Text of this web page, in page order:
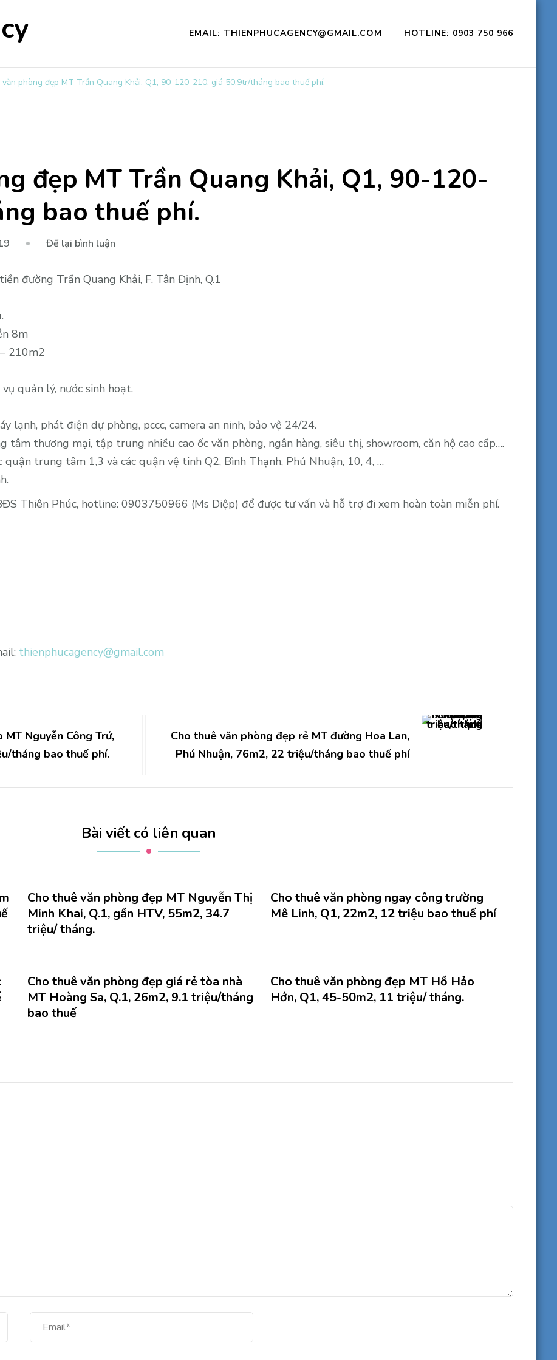
EMAIL: THIENPHUCAGENCY@GMAIL.COM HOTLINE: 0903 750 966
văn phòng đẹp MT Trần Quang Khải, Q1, 90-120-210, giá 50.9tr/tháng bao thuế phí.
đẹp MT Trần Quang Khải, Q1, 90-120-
bao thuế phí.
Để lại bình luậntại
thuê
Khải,
90-
120-
210,
bao
đường Trần Quang Khải, F. Tân Định, Q.1
8m
210m2
quản lý, nước sinh hoạt.
lạnh, phát điện dự phòng, pccc, camera an ninh, bảo vệ 24/24.
tâm thương mại, tập trung nhiều cao ốc văn phòng, ngân hàng, siêu thị, showroom, căn hộ cao cấp….
trung tâm 1,3 và các quận vệ tinh Q2, Bình Thạnh, Phú Nhuận, 10, 4, …
Thiên Phúc, hotline: 0903750966 (Ms Diệp) để được tư vấn và hỗ trợ đi xem hoàn toàn miễn phí.
thienphucagency@gmail.com
Nguyễn Công Trứ,
tháng bao thuế phí.
Cho thuê văn phòng đẹp rẻ MT đường Hoa Lan,
Phú Nhuận, 76m2, 22 triệu/tháng bao thuế phí
Bài viết có liên quan
Cho thuê văn phòng đẹp MT Nguyễn Thị
Minh Khai, Q.1, gần HTV, 55m2, 34.7
triệu/ tháng.
Cho thuê văn phòng ngay công trường
Mê Linh, Q1, 22m2, 12 triệu bao thuế phí
Cho thuê văn phòng đẹp giá rẻ tòa nhà
MT Hoàng Sa, Q.1, 26m2, 9.1 triệu/tháng
bao thuế
Cho thuê văn phòng đẹp MT Hồ Hảo
Hớn, Q1, 45-50m2, 11 triệu/ tháng.